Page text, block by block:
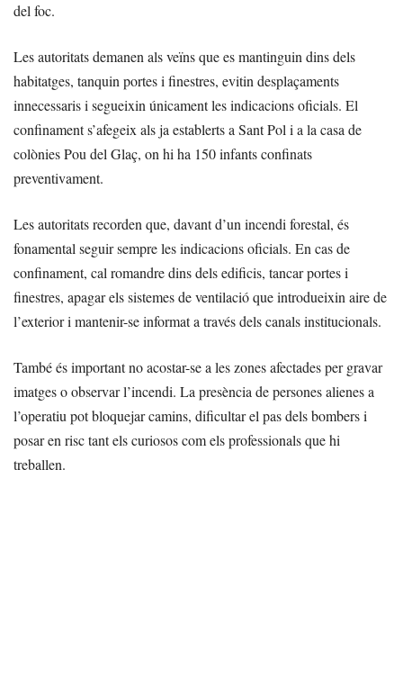
del foc.
Les autoritats demanen als veïns que es mantinguin dins dels
habitatges, tanquin portes i finestres, evitin desplaçaments
innecessaris i segueixin únicament les indicacions oficials. El
confinament s’afegeix als ja establerts a Sant Pol i a la casa de
colònies Pou del Glaç, on hi ha 150 infants confinats
preventivament.
Les autoritats recorden que, davant d’un incendi forestal, és
fonamental seguir sempre les indicacions oficials. En cas de
confinament, cal romandre dins dels edificis, tancar portes i
finestres, apagar els sistemes de ventilació que introdueixin aire de
l’exterior i mantenir-se informat a través dels canals institucionals.
També és important no acostar-se a les zones afectades per gravar
imatges o observar l’incendi. La presència de persones alienes a
l’operatiu pot bloquejar camins, dificultar el pas dels bombers i
posar en risc tant els curiosos com els professionals que hi
treballen.